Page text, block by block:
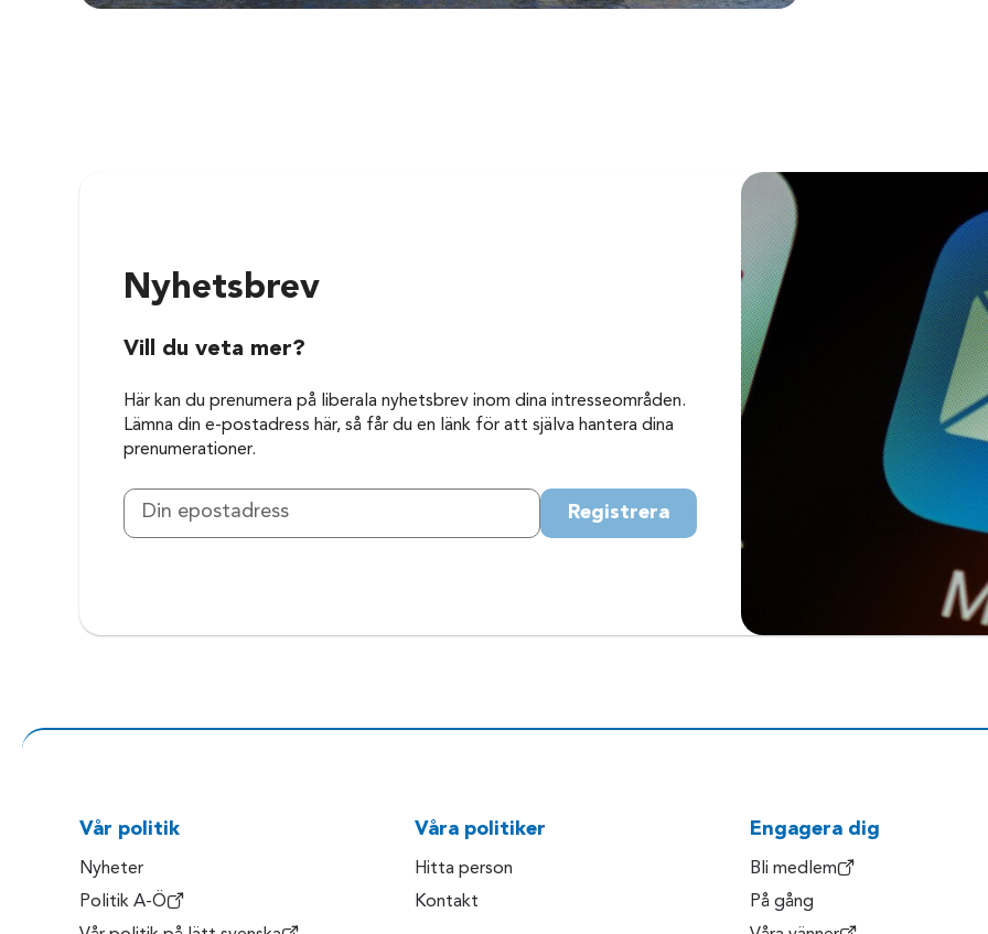
Nyhetsbrev
Vill du veta mer?
Här kan du prenumera på liberala nyhetsbrev inom dina intresseområden.
Lämna din e-postadress här, så får du en länk för att själva hantera dina
prenumerationer.
Registrera
Vår politik
Nyheter
Politik A-Ö
Våra politiker
Hitta person
Kontakt
Engagera dig
Bli medlem
På gång